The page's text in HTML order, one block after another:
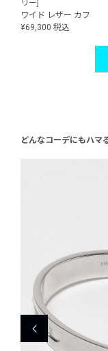
リー]
ワイド レザー カフ
¥69,300 税込
どんなコーデにもハマ